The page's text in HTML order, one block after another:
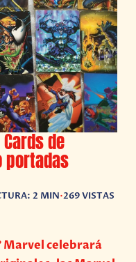
de
portadas
2 MIN•269 VISTAS
Marvel celebrará